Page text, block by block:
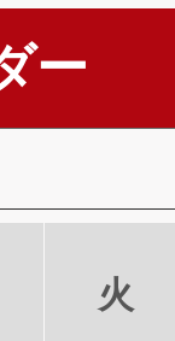
ー
火